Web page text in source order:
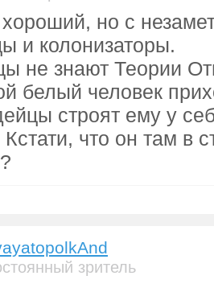
но с
и колонизаторы.
не знают Теории
белый человек
строят ему у
что он там в
зритель